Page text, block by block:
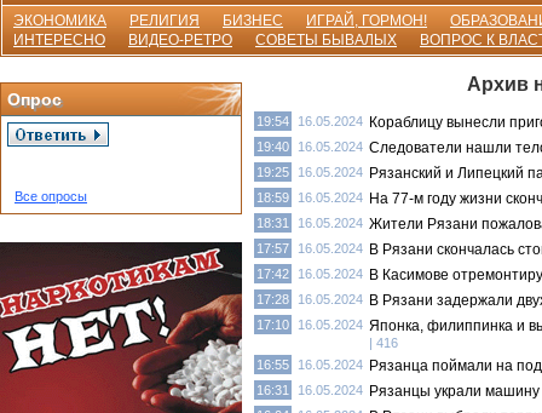
ЭКОНОМИКА
РЕЛИГИЯ БИЗНЕС ИГРАЙ, ГОРМОН!
ИНТЕРЕСНО
ВИДЕО-РЕТРО СОВЕТЫ БЫВАЛЫХ ВОПРОС К
Опрос
Все опросы
Архив
19:54 16.05.2024 Кораблицу вынесли
19:40 16.05.2024 Следователи нашли
19:25 16.05.2024 Рязанский и Липецкий
18:59 16.05.2024 На 77-м году жизни
18:31 16.05.2024 Жители Рязани
17:57 16.05.2024 В Рязани скончалась
17:42 16.05.2024 В Касимове
17:28 16.05.2024 В Рязани задержали
17:10 16.05.2024 Японка, филиппинка и
| 416
16:55
16.05.2024 Рязанца поймали на
16:31 16.05.2024 Рязанцы украли